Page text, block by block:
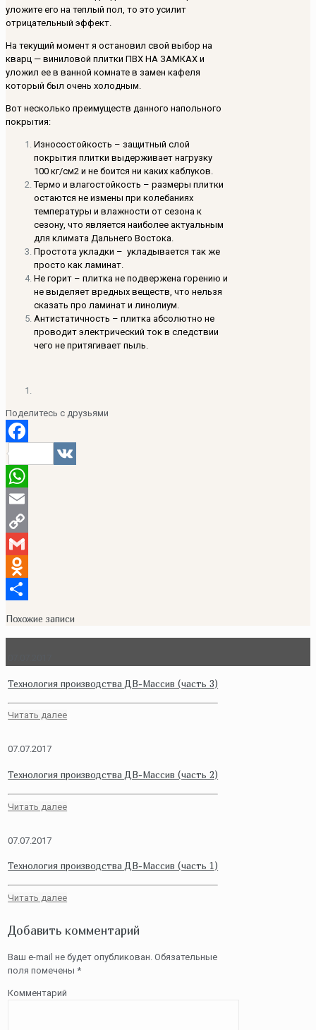
уложите его на теплый пол, то это усилит
отрицательный эффект.
На текущий момент я остановил свой выбор на
кварц — виниловой плитки ПВХ НА ЗАМКАХ и
уложил ее в ванной комнате в замен кафеля
который был очень холодным.
Вот несколько преимуществ данного напольного
покрытия:
Износостойкость – защитный слой
покрытия плитки выдерживает нагрузку
100 кг/см2 и не боится ни каких каблуков.
Термо и влагостойкость – размеры плитки
остаются не измены при колебаниях
температуры и влажности от сезона к
сезону, что является наиболее актуальным
для климата Дальнего Востока.
Простота укладки – укладывается так же
просто как ламинат.
Не горит – плитка не подвержена горению и
не выделяет вредных веществ, что нельзя
сказать про ламинат и линолиум.
Антистатичность – плитка абсолютно не
проводит электрический ток в следствии
чего не притягивает пыль.
Поделитесь с друзьями
Facebook
VK
WhatsApp
Email
Copy
Link
Gmail
Odnoklassniki
Похожие записи
Технология производства ДВ-Массив (часть 3)
Читать далее
07.07.2017
Технология производства ДВ-Массив (часть 2)
Читать далее
07.07.2017
Технология производства ДВ-Массив (часть 1)
Читать далее
Добавить комментарий
Ваш e-mail не будет опубликован. Обязательные
поля помечены*
Комментарий